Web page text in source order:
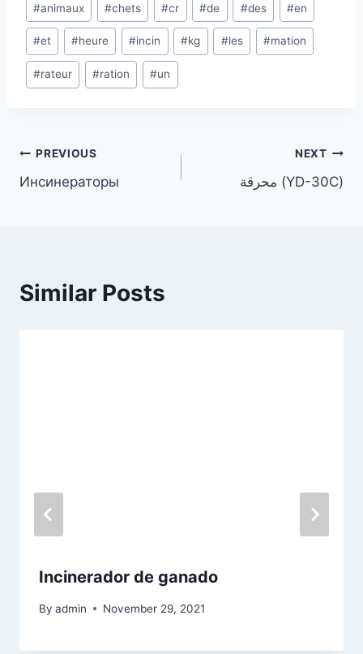
Tags:
#animaux #chets #cr #de #des #en
#et #heure #incin #kg #les #mation
#rateur #ration #un
Post
navigation
PREVIOUS
Инсинераторы
NEXT
محرقة (YD-30C)
Similar Posts
Incinerador de ganado
By admin November 29, 2021